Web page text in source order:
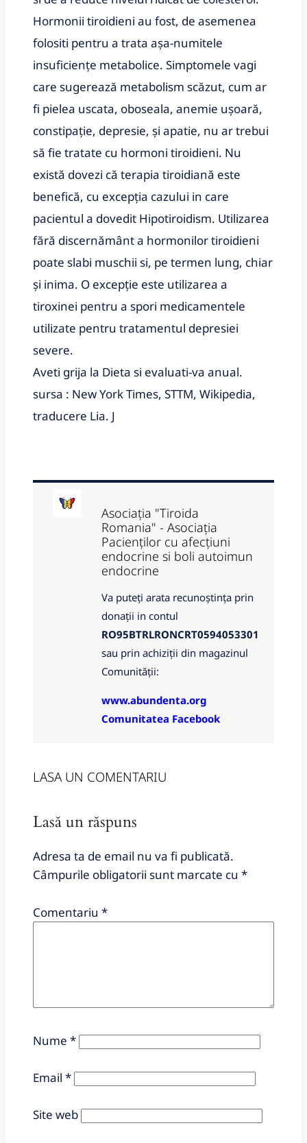
Hormonii tiroidieni au fost, de asemenea
folositi pentru a trata așa-numitele
insuficiențe metabolice. Simptomele vagi
care sugerează metabolism scăzut, cum ar
fi pielea uscata, oboseala, anemie ușoară,
constipație, depresie, și apatie, nu ar trebui
să fie tratate cu hormoni tiroidieni. Nu
există dovezi că terapia tiroidiană este
benefică, cu excepția cazului in care
pacientul a dovedit Hipotiroidism. Utilizarea
fără discernământ a hormonilor tiroidieni
poate slabi muschii si, pe termen lung, chiar
și inima. O excepție este utilizarea a
tiroxinei pentru a spori medicamentele
utilizate pentru tratamentul depresiei
severe.
Aveti grija la Dieta si evaluati-va anual.
sursa : New York Times, STTM, Wikipedia,
traducere Lia. J
Asociația "Tiroida
Romania" - Asociația
Pacienților cu afecțiuni
endocrine si boli autoimun
endocrine
Va puteți arata recunoștința prin
donații in contul
RO95BTRLRONCRT0594053301
sau prin achiziții din magazinul
Comunității:
www.abundenta.org
Comunitatea Facebook
LASA UN COMENTARIU
Lasă un răspuns
Adresa ta de email nu va fi publicată.
Câmpurile obligatorii sunt marcate cu *
Comentariu *
Nume *
Email *
Site web